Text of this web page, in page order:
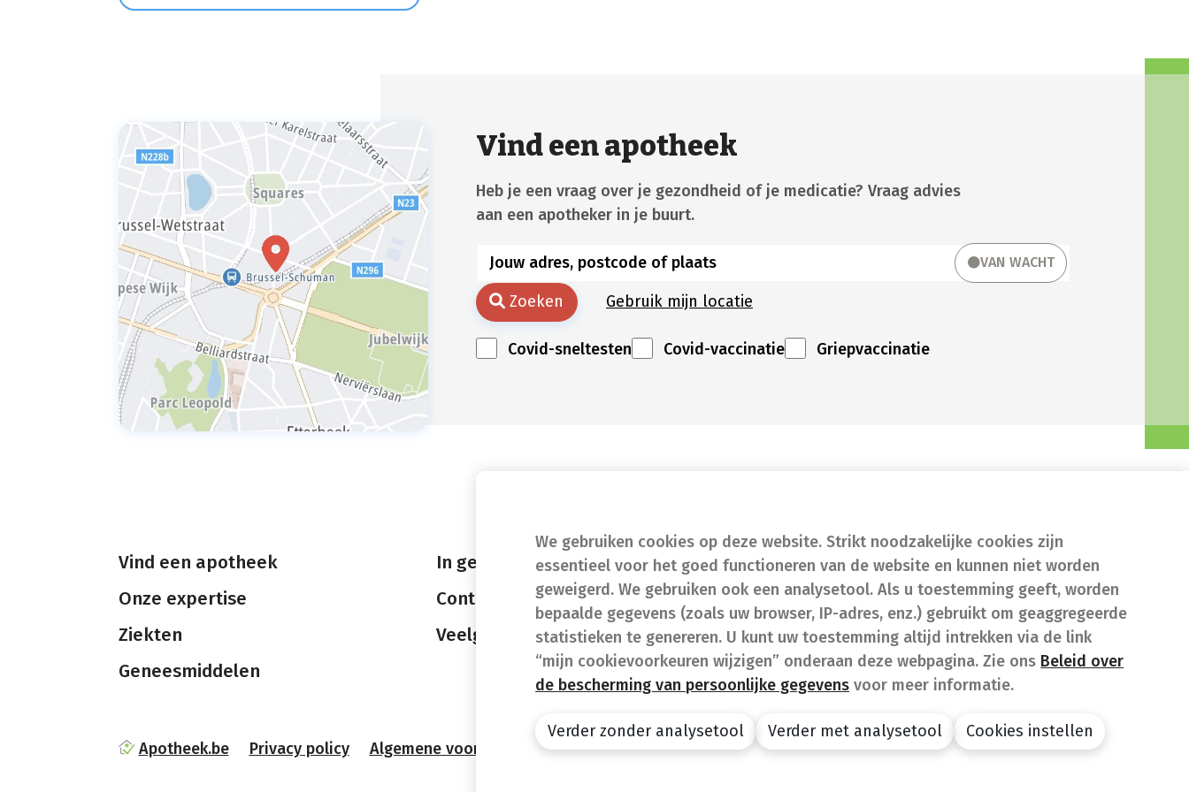
We gebruiken cookies op deze website. Strikt noodzakelijke cookies zijn
essentieel voor het goed functioneren van de website en kunnen niet worden
geweigerd. We gebruiken ook een analysetool. Als u toestemming geeft, worden
bepaalde gegevens (zoals uw browser, IP-adres, enz.) gebruikt om geaggregeerde
statistieken te genereren. U kunt uw toestemming altijd intrekken via de link
“mijn cookievoorkeuren wijzigen” onderaan deze webpagina. Zie ons Beleid over
de bescherming van persoonlijke gegevens voor meer informatie.
Verder zonder analysetool Verder met analysetool Cookies instellen
Vind een apotheek
Heb je een vraag over je gezondheid of je medicatie? Vraag advies
aan een apotheker in je buurt.
VAN WACHT
Zoeken Gebruik mijn locatie
Covid-sneltesten Covid-vaccinatie Griepvaccinatie
Vind een apotheek
Onze expertise
Ziekten
Geneesmiddelen
In geval van nood
Contact
Veelgestelde vragen (FAQ)
Apotheek.be Privacy policy Algemene voorwaarden design by